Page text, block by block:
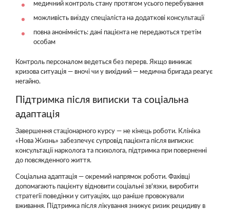
медичний контроль стану протягом усього перебування
можливість виїзду спеціаліста на додаткові консультації
повна анонімність: дані пацієнта не передаються третім
особам
Контроль персоналом ведеться без перерв. Якщо виникає
кризова ситуація — вночі чи у вихідний — медична бригада реагує
негайно.
Підтримка після виписки та соціальна
адаптація
Завершення стаціонарного курсу — не кінець роботи. Клініка
«Нова Жизнь» забезпечує супровід пацієнта після виписки:
консультації нарколога та психолога, підтримка при поверненні
до повсякденного життя.
Соціальна адаптація — окремий напрямок роботи. Фахівці
допомагають пацієнту відновити соціальні зв'язки, виробити
стратегії поведінки у ситуаціях, що раніше провокували
вживання. Підтримка після лікування знижує ризик рецидиву в